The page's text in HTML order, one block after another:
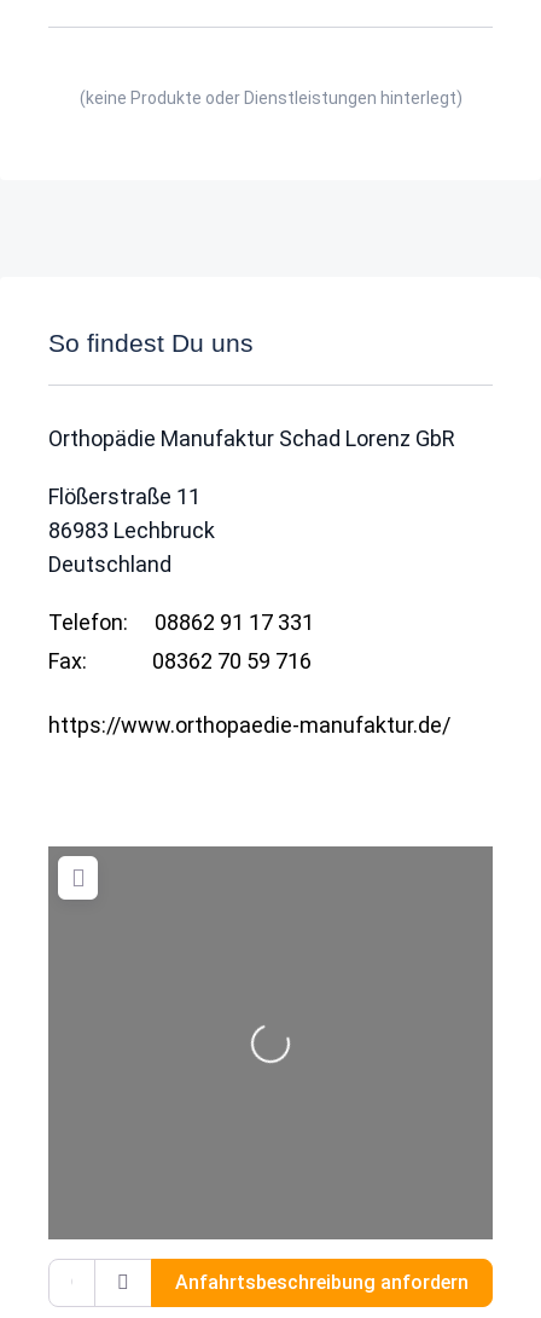
(keine Produkte oder Dienstleistungen hinterlegt)
So findest Du uns
Orthopädie Manufaktur Schad Lorenz GbR
Flößerstraße 11
86983 Lechbruck
Deutschland
Telefon:
08862 91 17 331
Fax:
08362 70 59 716
https://www.orthopaedie-manufaktur.de/
Wird geladen …
Gib deinen Standort ein.
Anfahrtsbeschreibung anfordern